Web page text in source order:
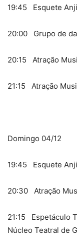
19:45 Esquete
20:00 Grupo de
20:15 Atração
21:15 Atração
Domingo 04/12
19:45 Esquete
20:30 Atração
21:15 Espetáculo
Núcleo Teatral de